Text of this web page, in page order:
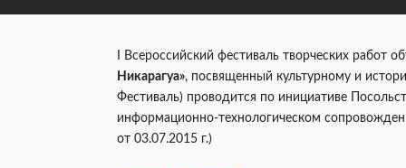
I Всероссийский фестиваль творческих работ
Никарагуа», посвященный культурному и
Фестиваль) проводится по инициативе
информационно-технологическом
от 03.07.2015 г.)